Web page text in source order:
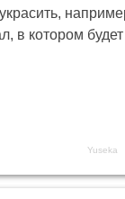
в котором будет
Yuseka